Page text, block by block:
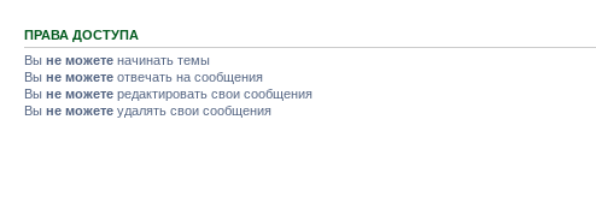
ПРАВА ДОСТУПА
Вы не можете начинать темы
Вы не можете отвечать на сообщения
Вы не можете редактировать свои сообщения
Вы не можете удалять свои сообщения